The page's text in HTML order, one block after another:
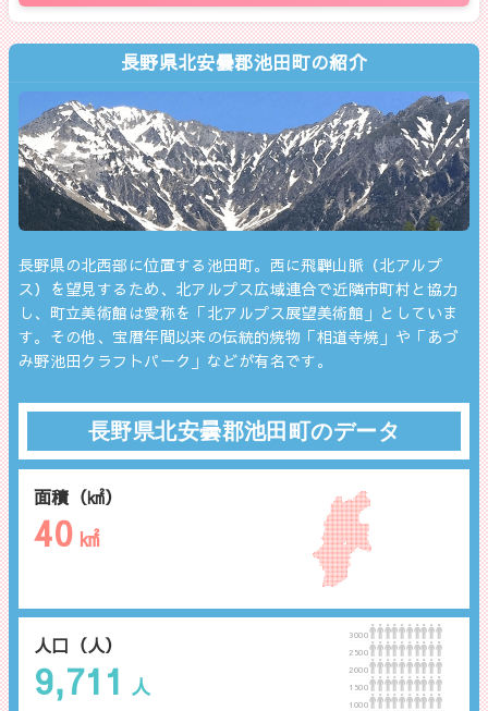
長野県北安曇郡池田町の紹介
長野県の北西部に位置する池田町。西に飛騨山脈（北アルプ
ス）を望見するため、北アルプス広域連合で近隣市町村と協力
し、町立美術館は愛称を「北アルプス展望美術館」としていま
す。その他、宝暦年間以来の伝統的焼物「相道寺焼」や「あづ
み野池田クラフトパーク」などが有名です。
面積（㎢）
40 ㎢
長野県北安曇郡池田町のデータ
人口（人）
9,711 人
3000
2500
2000
1500
1000